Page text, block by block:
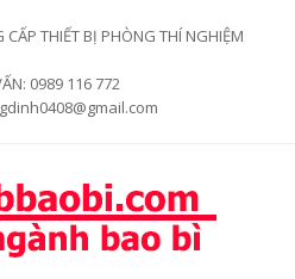
THIẾT BỊ PHÒNG THÍ NGHIỆM
0989 116 772